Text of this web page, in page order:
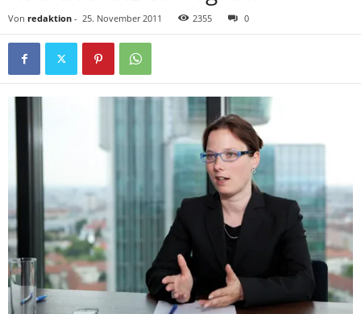
Von redaktion - 25. November 2011 2355 0